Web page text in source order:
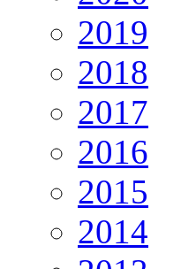
2019
2018
2017
2016
2015
2014